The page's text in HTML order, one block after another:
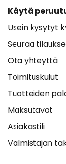
Käytä
Usein kysytyt
Seuraa
Ota yhteyttä
Toimituskulut
Tuotteiden
Maksutavat
Asiakastili
Valmistajan